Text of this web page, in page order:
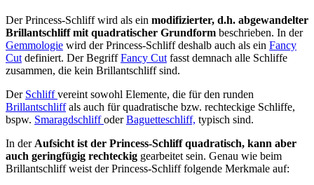
Der Princess-Schliff wird als ein modifizierter, d.h. abgewandelter
Brillantschliff mit quadratischer Grundform beschrieben. In der
Gemmologie wird der Princess-Schliff deshalb auch als ein Fancy
Cut definiert. Der BegriffFancy Cut fasst demnach alle Schliffe
zusammen, die kein Brillantschliff sind.
Der Schliffvereint sowohl Elemente, die für den runden
Brillantschliffals auch für quadratische bzw. rechteckige Schliffe,
bspw. SmaragdschliffoderBaguetteschliff, typisch sind.
In der Aufsicht ist der Princess-Schliff quadratisch, kann aber
auch geringfügig rechteckig gearbeitet sein. Genau wie beim
Brillantschliff weist der Princess-Schliff folgende Merkmale auf: